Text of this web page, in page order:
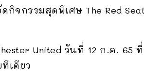
กิจกรรมสุดพิเศษ The Red
United วันที่ 12 ก.ค.
เดียว